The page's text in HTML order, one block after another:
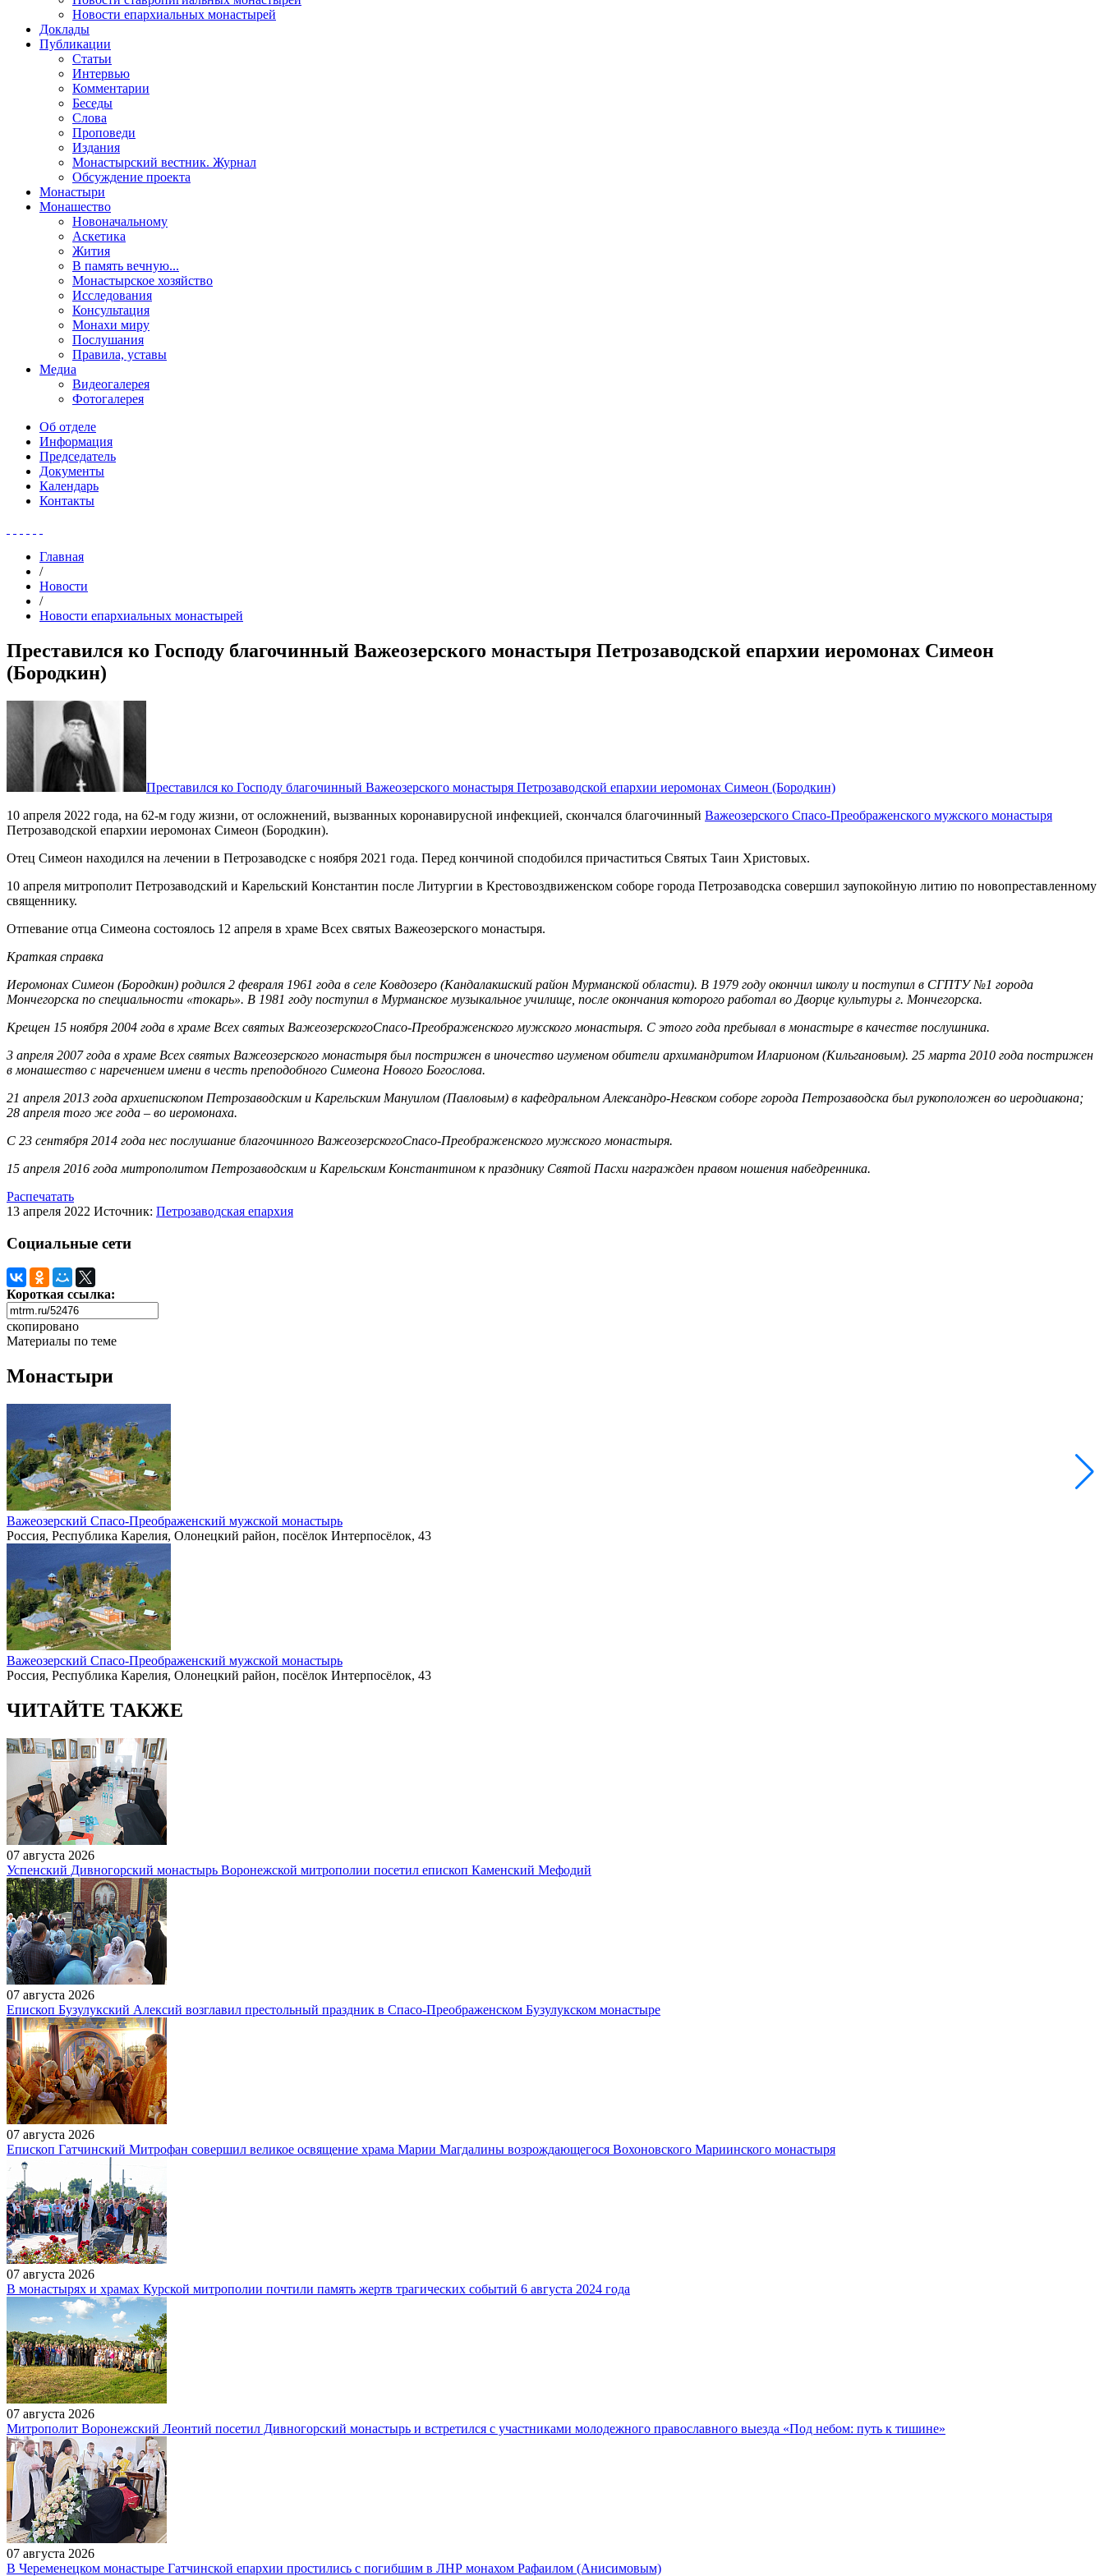
Новости епархиальных монастырей
Доклады
Публикации
Статьи
Интервью
Комментарии
Беседы
Слова
Проповеди
Издания
Монастырский вестник. Журнал
Обсуждение проекта
Монастыри
Монашество
Новоначальному
Аскетика
Жития
В память вечную...
Монастырское хозяйство
Исследования
Консультация
Монахи миру
Послушания
Правила, уставы
Медиа
Видеогалерея
Фотогалерея
Об отделе
Информация
Председатель
Документы
Календарь
Контакты
Главная
/
Новости
/
Новости епархиальных монастырей
Преставился ко Господу благочинный Важеозерского монастыря Петрозаводской епархии иеромонах Симеон
(Бородкин)
Преставился ко Господу благочинный Важеозерского монастыря Петрозаводской епархии иеромонах Симеон (Бородкин)
10 апреля 2022 года, на 62-м году жизни, от осложнений, вызванных коронавирусной инфекцией, скончался благочинный Важеозерского Спасо-Преображенского мужского монастыря
Петрозаводской епархии иеромонах Симеон (Бородкин).
Отец Симеон находился на лечении в Петрозаводске с ноября 2021 года. Перед кончиной сподобился причаститься Святых Таин Христовых.
10 апреля митрополит Петрозаводский и Карельский Константин после Литургии в Крестовоздвиженском соборе города Петрозаводска совершил заупокойную литию по новопреставленному
священнику.
Отпевание отца Симеона состоялось 12 апреля в храме Всех святых Важеозерского монастыря.
Краткая справка
Иеромонах Симеон (Бородкин) родился 2 февраля 1961 года в селе Ковдозеро (Кандалакшский район Мурманской области). В 1979 году окончил школу и поступил в СГПТУ №1 города
Мончегорска по специальности «токарь». В 1981 году поступил в Мурманское музыкальное училище, после окончания которого работал во Дворце культуры г. Мончегорска.
Крещен 15 ноября 2004 года в храме Всех святых ВажеозерскогоСпасо-Преображенского мужского монастыря. С этого года пребывал в монастыре в качестве послушника.
3 апреля 2007 года в храме Всех святых Важеозерского монастыря был пострижен в иночество игуменом обители архимандритом Иларионом (Кильгановым). 25 марта 2010 года пострижен
в монашество с наречением имени в честь преподобного Симеона Нового Богослова.
21 апреля 2013 года архиепископом Петрозаводским и Карельским Мануилом (Павловым) в кафедральном Александро-Невском соборе города Петрозаводска был рукоположен во иеродиакона;
28 апреля того же года – во иеромонаха.
С 23 сентября 2014 года нес послушание благочинного ВажеозерскогоСпасо-Преображенского мужского монастыря.
15 апреля 2016 года митрополитом Петрозаводским и Карельским Константином к празднику Святой Пасхи награжден правом ношения набедренника.
Распечатать
13 апреля 2022 Источник: Петрозаводская епархия
Социальные сети
Короткая ссылка:
скопировано
Материалы по теме
Монастыри
Важеозерский Спасо-Преображенский мужской монастырь
Россия, Республика Карелия, Олонецкий район, посёлок Интерпосёлок, 43
Важеозерский Спасо-Преображенский мужской монастырь
Россия, Республика Карелия, Олонецкий район, посёлок Интерпосёлок, 43
ЧИТАЙТЕ ТАКЖЕ
07 августа 2026
Успенский Дивногорский монастырь Воронежской митрополии посетил епископ Каменский Мефодий
07 августа 2026
Епископ Бузулукский Алексий возглавил престольный праздник в Спасо-Преображенском Бузулукском монастыре
07 августа 2026
Епископ Гатчинский Митрофан совершил великое освящение храма Марии Магдалины возрождающегося Вохоновского Мариинского монастыря
07 августа 2026
В монастырях и храмах Курской митрополии почтили память жертв трагических событий 6 августа 2024 года
07 августа 2026
Митрополит Воронежский Леонтий посетил Дивногорский монастырь и встретился с участниками молодежного православного выезда «Под небом: путь к тишине»
07 августа 2026
В Череменецком монастыре Гатчинской епархии простились с погибшим в ЛНР монахом Рафаилом (Анисимовым)